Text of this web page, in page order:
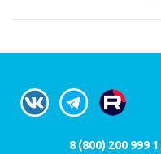
8 (800) 200 999 1